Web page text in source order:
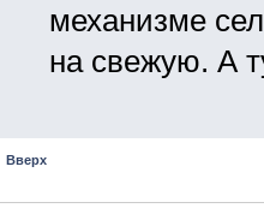
механизме
на свежую. А
Вверх